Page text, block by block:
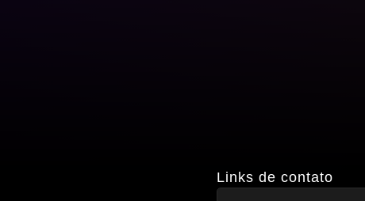
Links de contato